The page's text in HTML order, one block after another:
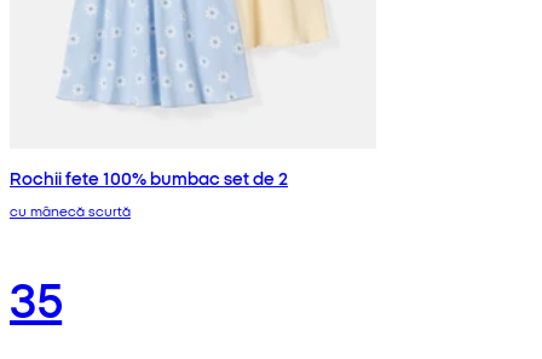
Rochii fete 100% bumbac set de 2
cu mânecă scurtă
35